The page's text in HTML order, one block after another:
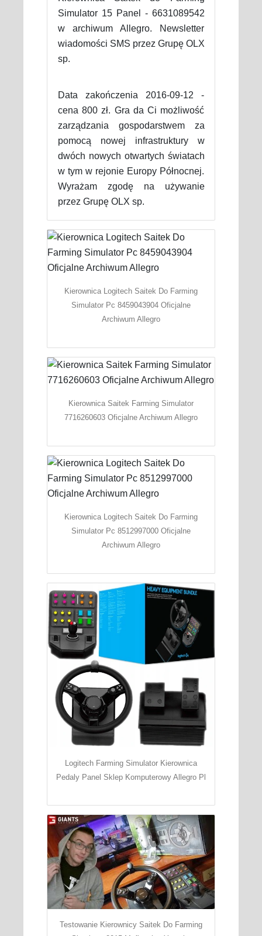
Simulator 15 Panel - 6631089542
w archiwum Allegro. Newsletter
wiadomości SMS przez Grupę OLX
sp.
Data zakończenia 2016-09-12 -
cena 800 zł. Gra da Ci możliwość
zarządzania gospodarstwem za
pomocą nowej infrastruktury w
dwóch nowych otwartych światach
w tym w rejonie Europy Północnej.
Wyrażam zgodę na używanie
przez Grupę OLX sp.
Kierownica Logitech Saitek Do Farming
Simulator Pc 8459043904 Oficjalne
Archiwum Allegro
Kierownica Saitek Farming Simulator
7716260603 Oficjalne Archiwum Allegro
Kierownica Logitech Saitek Do Farming
Simulator Pc 8512997000 Oficjalne
Archiwum Allegro
Logitech Farming Simulator Kierownica
Pedaly Panel Sklep Komputerowy Allegro Pl
Testowanie Kierownicy Saitek Do Farming